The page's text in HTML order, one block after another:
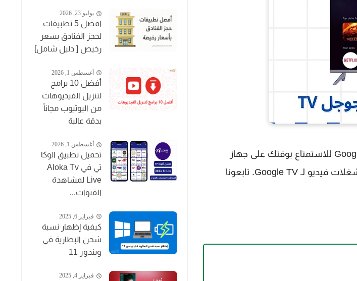
مناسب لجهاز Google TV للاستمتاع بوقتك على جهاز
التلفزيون. مع توفر العديد من مشغلات الفيديو، إليك توصياتنا لأفضل خمسة مشغلات فيديو لـ Google TV. تابعونا
يوليو 23, 2026
افضل 5 تطبيقات
لحجز الفنادق بسعر
رخيص [ دليل شامل]
أغسطس 1, 2026
أفضل 10 برامج
لتنزيل الفيديوهات
من اليوتيوب مجاناً
بدقة عالية
أغسطس 1, 2026
تحميل تطبيق الوكا
تي في Aloka Tv
Live لمشاهدة
القنوات...
فبراير 6, 2025
كيفية إظهار نسبة
شحن البطارية في
ويندوز 11
فبراير 4, 2025